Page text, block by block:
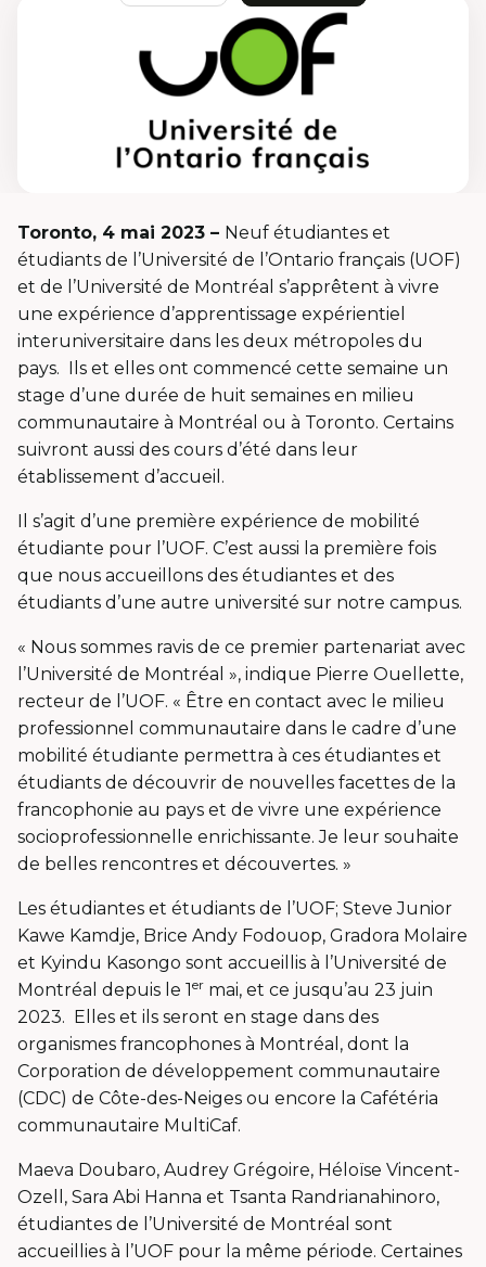
Toronto, 4 mai 2023 – Neuf étudiantes et
étudiants de l’Université de l’Ontario français (UOF)
et de l’Université de Montréal s’apprêtent à vivre
une expérience d’apprentissage expérientiel
interuniversitaire dans les deux métropoles du
pays. Ils et elles ont commencé cette semaine un
stage d’une durée de huit semaines en milieu
communautaire à Montréal ou à Toronto. Certains
suivront aussi des cours d’été dans leur
établissement d’accueil.
Il s’agit d’une première expérience de mobilité
étudiante pour l’UOF. C’est aussi la première fois
que nous accueillons des étudiantes et des
étudiants d’une autre université sur notre campus.
« Nous sommes ravis de ce premier partenariat avec
l’Université de Montréal », indique Pierre Ouellette,
recteur de l’UOF. « Être en contact avec le milieu
professionnel communautaire dans le cadre d’une
mobilité étudiante permettra à ces étudiantes et
étudiants de découvrir de nouvelles facettes de la
francophonie au pays et de vivre une expérience
socioprofessionnelle enrichissante. Je leur souhaite
de belles rencontres et découvertes. »
Les étudiantes et étudiants de l’UOF; Steve Junior
Kawe Kamdje, Brice Andy Fodouop, Gradora Molaire
et Kyindu Kasongo sont accueillis à l’Université de
Montréal depuis le 1er mai, et ce jusqu’au 23 juin
2023. Elles et ils seront en stage dans des
organismes francophones à Montréal, dont la
Corporation de développement communautaire
(CDC) de Côte-des-Neiges ou encore la Cafétéria
communautaire MultiCaf.
Maeva Doubaro, Audrey Grégoire, Héloïse Vincent-
Ozell, Sara Abi Hanna et Tsanta Randrianahinoro,
étudiantes de l’Université de Montréal sont
accueillies à l’UOF pour la même période. Certaines